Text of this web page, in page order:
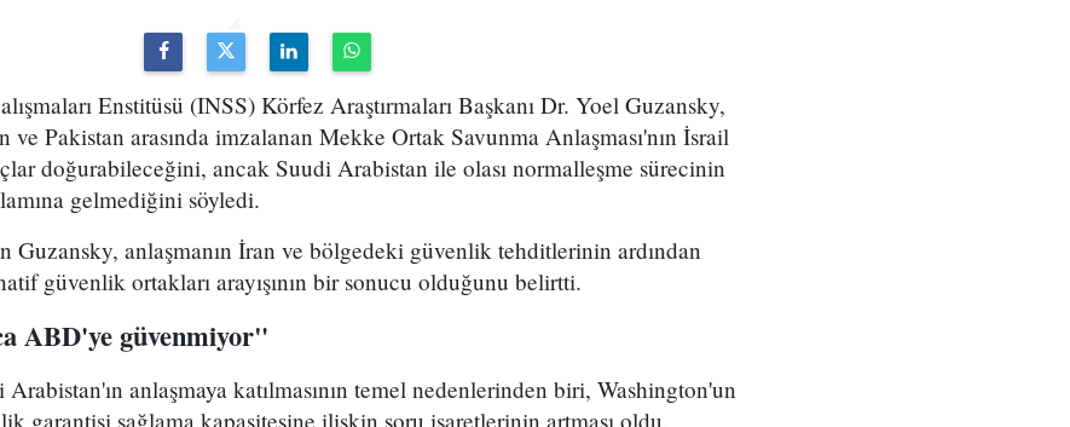
Enstitüsü (INSS) Körfez Araştırmaları Başkanı Dr. Yoel Guzansky,
Pakistan arasında imzalanan Mekke Ortak Savunma Anlaşması'nın İsrail
doğurabileceğini, ancak Suudi Arabistan ile olası normalleşme sürecinin
gelmediğini söyledi.
Guzansky, anlaşmanın İran ve bölgedeki güvenlik tehditlerinin ardından
güvenlik ortakları arayışının bir sonucu olduğunu belirtti.
ABD'ye güvenmiyor"
anlaşmaya katılmasının temel nedenlerinden biri, Washington'un
garantisi sağlama kapasitesine ilişkin soru işaretlerinin artması oldu.